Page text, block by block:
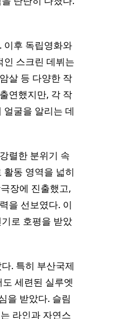
이후 독립영화와
인 스크린 데뷔는
살 등 다양한 작
연했지만, 각 작
굴을 알리는 데
렬한 분위기 속
동 영역을 넓히
장에 진출했고,
을 선보였다. 이
로 호평을 받았
. 특히 부산국제
세련된 실루엣
을 받았다. 슬림
라인과 자연스